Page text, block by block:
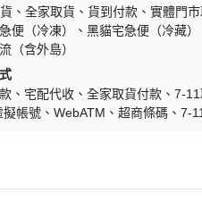
全家取貨 貨到付款 實體門
便（冷凍）
黑貓宅急便（冷藏）
（含外島）
宅配代收 全家取貨付款 7-
擬帳號
WebATM 超商條碼 7-